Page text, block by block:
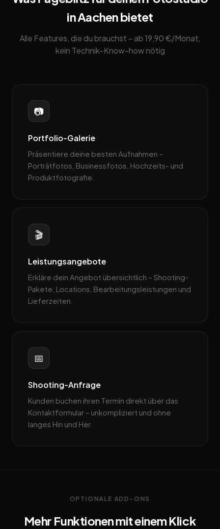
in Aachen bietet
Alle Features, die du brauchst – ab 19,90 €/Monat,
kein Technik-Know-how nötig
📷
Portfolio-Galerie
Präsentiere deine besten Aufnahmen –
Porträtfotos, Businessfotos, Hochzeits- und
Produktfotografie.
🎬
Leistungsangebote
Erkläre dein Angebot übersichtlich – Shooting-
Pakete, Locations, Bearbeitungsleistungen und
Lieferzeiten.
📅
Shooting-Anfrage
Kunden buchen ihren Termin direkt über das
Kontaktformular – unkompliziert und ohne
langes Hin und Her.
OPTIONALE ADD-ONS
Mehr Funktionen mit einem Klick